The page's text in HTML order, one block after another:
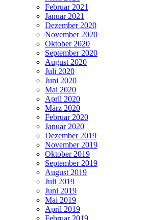
Februar 2021
Januar 2021
Dezember 2020
November 2020
Oktober 2020
September 2020
August 2020
Juli 2020
Juni 2020
Mai 2020
April 2020
März 2020
Februar 2020
Januar 2020
Dezember 2019
November 2019
Oktober 2019
September 2019
August 2019
Juli 2019
Juni 2019
Mai 2019
April 2019